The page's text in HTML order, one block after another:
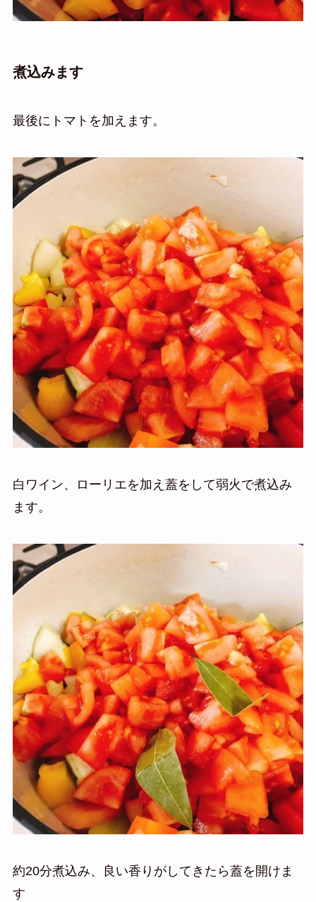
煮込みます
最後にトマトを加えます。
白ワイン、ローリエを加え蓋をして弱火で煮込み
ます。
約20分煮込み、良い香りがしてきたら蓋を開けま
す